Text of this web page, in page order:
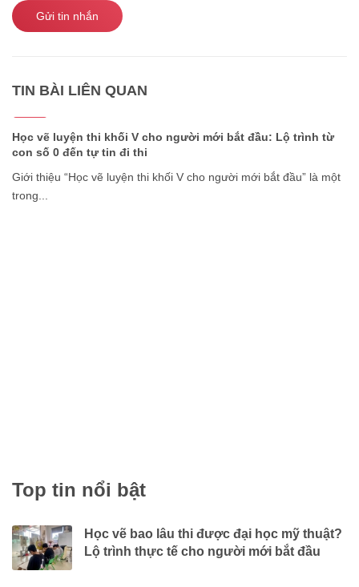
Gửi tin nhắn
TIN BÀI LIÊN QUAN
Top tin nổi bật
Học vẽ bao lâu thi được đại học mỹ thuật?
Lộ trình thực tế cho người mới bắt đầu